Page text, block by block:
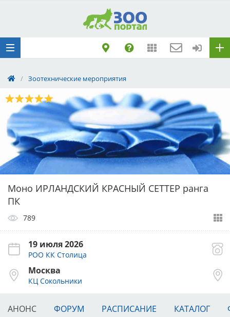
/ Зоотехнические мероприятия
Моно ИРЛАНДСКИЙ КРАСНЫЙ СЕТТЕР ранга
ПК
789
19 июля 2026
РОО КК Столица
Москва
КЦ Сокольники
АНОНС ФОРУМ РАСПИСАНИЕ КАТАЛОГ
метрики